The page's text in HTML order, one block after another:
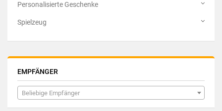
Personalisierte Geschenke
Spielzeug
EMPFÄNGER
Beliebige Empfänger